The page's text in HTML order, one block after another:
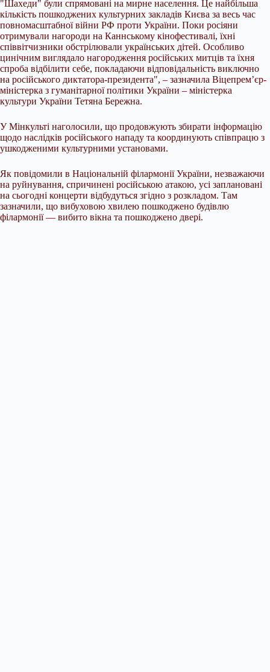
"Шахеди" були спрямовані на мирне населення. Це найбільша
кількість пошкоджених культурних закладів Києва за весь час
повномасштабної війни РФ проти України. Поки росіяни
отримували нагороди на Каннському кінофестивалі, їхні
співвітчизники обстрілювали українських дітей. Особливо
цинічним виглядало нагородження російських митців та їхня
спроба відбілити себе, покладаючи відповідальність виключно
на російського диктатора-президента", – зазначила Віцепрем’єр-
міністерка з гуманітарної політики України – міністерка
культури України Тетяна Бережна.
У Мінкульті наголосили, що продовжують збирати інформацію
щодо наслідків російського нападу та координують співпрацю з
ушкодженими культурними установами.
Як повідомили в Національній філармонії України, незважаючи
на руйнування, спричинені російською атакою, усі заплановані
на сьогодні концерти відбудуться згідно з розкладом. Там
зазначили, що вибуховою хвилею пошкоджено будівлю
філармонії — вибито вікна та пошкоджено двері.